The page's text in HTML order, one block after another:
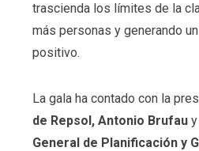
trascienda los límites de la
más personas y generando
positivo.
La gala ha contado con la
de Repsol, Antonio Brufau
General de Planificación y